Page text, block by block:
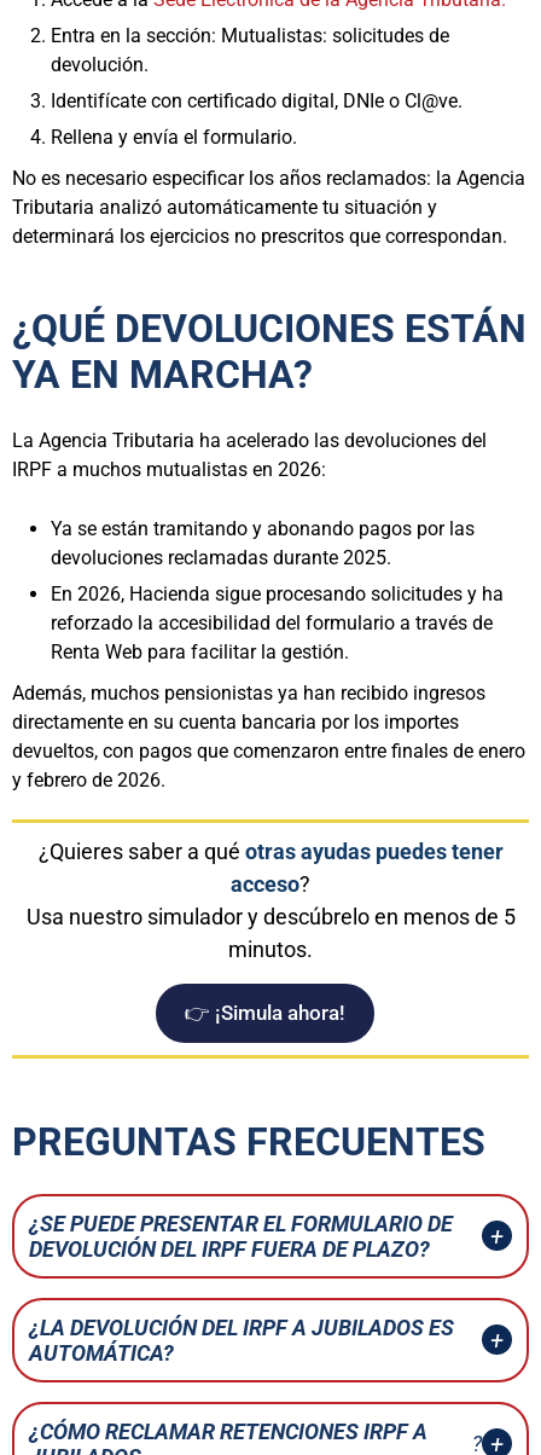
Entra en la sección: Mutualistas: solicitudes de
devolución.
Identifícate con certificado digital, DNIe o Cl@ve.
Rellena y envía el formulario.
No es necesario especificar los años reclamados: la Agencia
Tributaria analizó automáticamente tu situación y
determinará los ejercicios no prescritos que correspondan.
¿QUÉ DEVOLUCIONES ESTÁN
YA EN MARCHA?
La Agencia Tributaria ha acelerado las devoluciones del
IRPF a muchos mutualistas en 2026:
Ya se están tramitando y abonando pagos por las
devoluciones reclamadas durante 2025.
En 2026, Hacienda sigue procesando solicitudes y ha
reforzado la accesibilidad del formulario a través de
Renta Web para facilitar la gestión.
Además, muchos pensionistas ya han recibido ingresos
directamente en su cuenta bancaria por los importes
devueltos, con pagos que comenzaron entre finales de enero
y febrero de 2026.
¿Quieres saber a qué otras ayudas puedes tener
acceso?
Usa nuestro simulador y descúbrelo en menos de 5
minutos.
👉 ¡Simula ahora!
PREGUNTAS FRECUENTES
¿SE PUEDE PRESENTAR EL FORMULARIO DE
DEVOLUCIÓN DEL IRPF FUERA DE PLAZO?
¿LA DEVOLUCIÓN DEL IRPF A JUBILADOS ES
AUTOMÁTICA?
¿CÓMO RECLAMAR RETENCIONES IRPF A
?